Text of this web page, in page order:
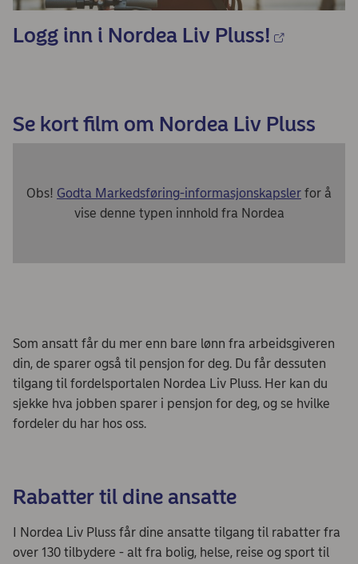
Logg inn i Nordea Liv Pluss!
Se kort film om Nordea Liv Pluss
Obs! Godta Markedsføring-informasjonskapsler for å
vise denne typen innhold fra Nordea
Som ansatt får du mer enn bare lønn fra arbeidsgiveren
din, de sparer også til pensjon for deg. Du får dessuten
tilgang til fordelsportalen Nordea Liv Pluss. Her kan du
sjekke hva jobben sparer i pensjon for deg, og se hvilke
fordeler du har hos oss.
Rabatter til dine ansatte
I Nordea Liv Pluss får dine ansatte tilgang til rabatter fra
over 130 tilbydere - alt fra bolig, helse, reise og sport til